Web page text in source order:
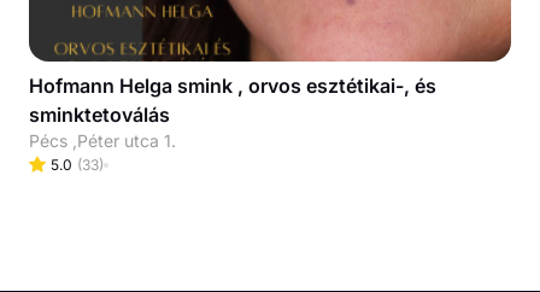
Hofmann Helga smink , orvos esztétikai-, és
sminktetoválás
Pécs ,Péter utca 1.
5.0 (33)